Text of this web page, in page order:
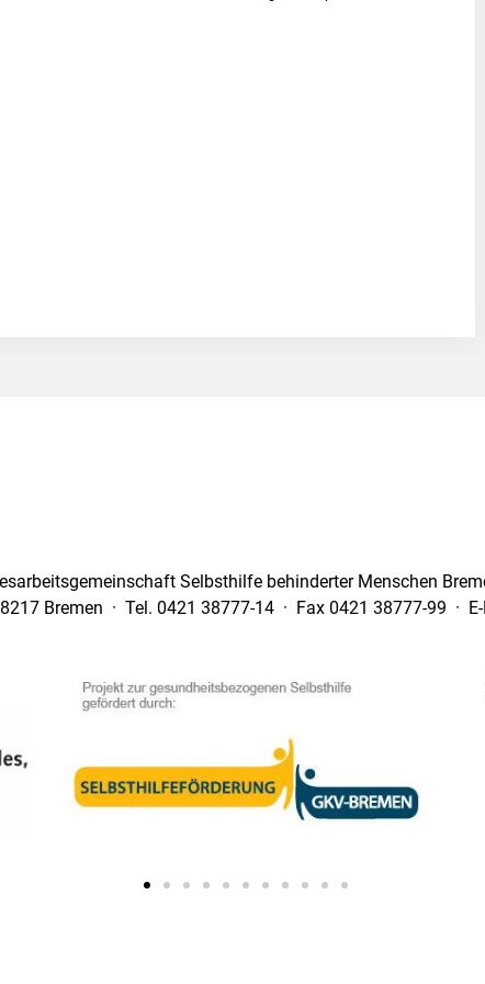
Selbsthilfe behinderter Menschen
Bremen · Tel. 0421 38777-14 · Fax 0421 38777-99 ·